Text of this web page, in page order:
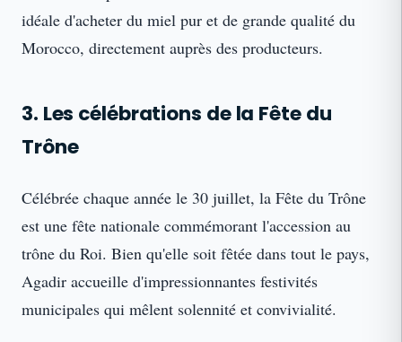
idéale d'acheter du miel pur et de grande qualité du
Morocco, directement auprès des producteurs.
3. Les célébrations de la Fête du
Trône
Célébrée chaque année le 30 juillet, la Fête du Trône
est une fête nationale commémorant l'accession au
trône du Roi. Bien qu'elle soit fêtée dans tout le pays,
Agadir accueille d'impressionnantes festivités
municipales qui mêlent solennité et convivialité.